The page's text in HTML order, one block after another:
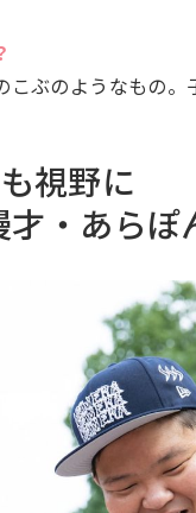
こぶのようなもの
視野に
才・あら